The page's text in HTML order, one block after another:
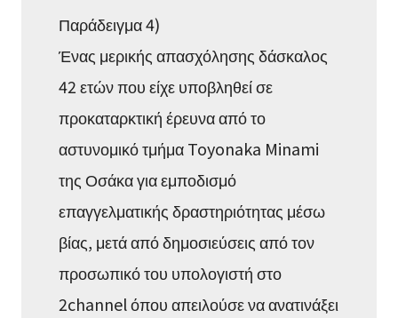
Παράδειγμα 4)
Ένας μερικής απασχόλησης δάσκαλος
42 ετών που είχε υποβληθεί σε
προκαταρκτική έρευνα από το
αστυνομικό τμήμα Toyonaka Minami
της Οσάκα για εμποδισμό
επαγγελματικής δραστηριότητας μέσω
βίας, μετά από δημοσιεύσεις από τον
προσωπικό του υπολογιστή στο
2channel όπου απειλούσε να ανατινάξει